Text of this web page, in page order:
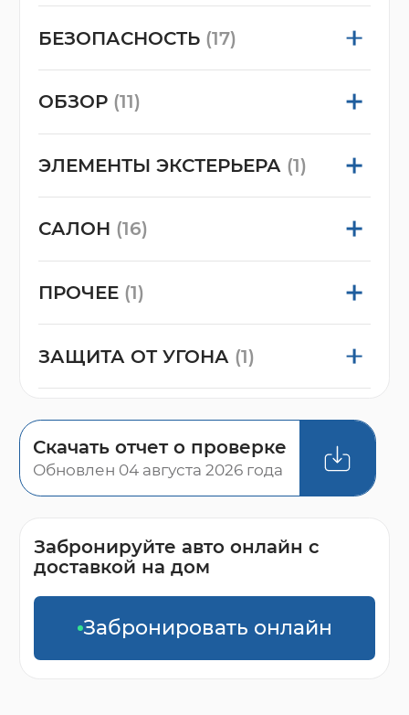
БЕЗОПАСНОСТЬ (17)
ОБЗОР (11)
ЭЛЕМЕНТЫ ЭКСТЕРЬЕРА (1)
САЛОН (16)
ПРОЧЕЕ (1)
ЗАЩИТА ОТ УГОНА (1)
Скачать отчет о проверке
Обновлен 04 августа 2026 года
Забронируйте авто онлайн с
доставкой на дом
Забронировать онлайн